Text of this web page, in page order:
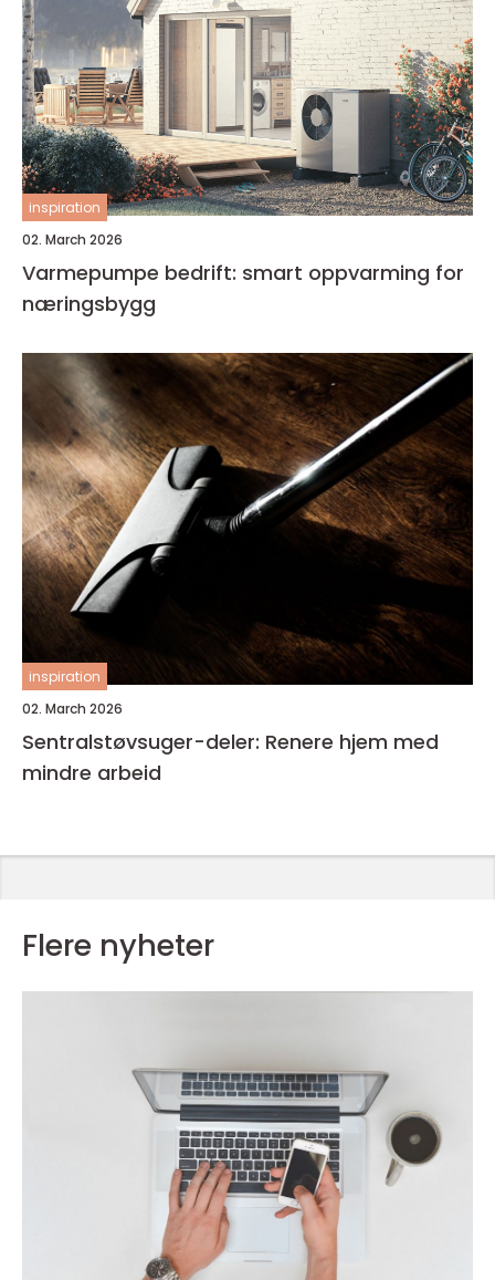
inspiration
02. March 2026
Varmepumpe bedrift: smart oppvarming for
næringsbygg
inspiration
02. March 2026
Sentralstøvsuger-deler: Renere hjem med
mindre arbeid
Flere nyheter